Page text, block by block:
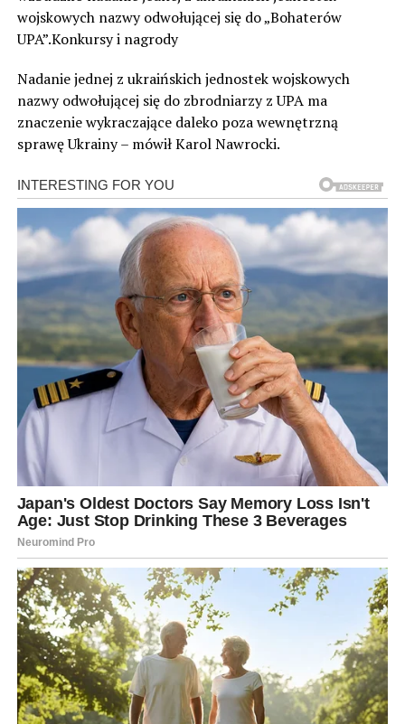
wojskowych nazwy odwołującej się do „Bohaterów
UPA”.Konkursy i nagrody
Nadanie jednej z ukraińskich jednostek wojskowych
nazwy odwołującej się do zbrodniarzy z UPA ma
znaczenie wykraczające daleko poza wewnętrzną
sprawę Ukrainy – mówił Karol Nawrocki.